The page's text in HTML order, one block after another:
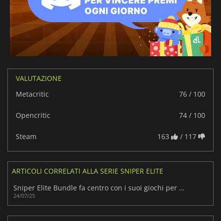
VALUTAZIONE
Metacritic
76 / 100
Opencritic 74 / 100
Steam 163 / 117
ARTICOLI CORRELATI ALLA SERIE SNIPER ELITE
Sniper Elite Bundle fa centro con i suoi giochi per tiratori scelti
24/07/25